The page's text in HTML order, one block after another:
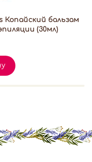
Копайский бальзам
(30мл)